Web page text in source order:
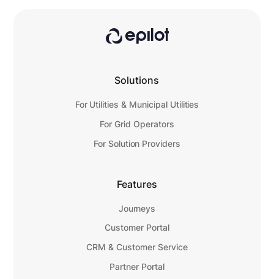
Solutions
For Utilities & Municipal Utilities
For Grid Operators
For Solution Providers
Features
Journeys
Customer Portal
CRM & Customer Service
Partner Portal